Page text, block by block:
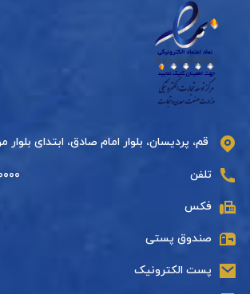
قم، پردیسان، بلوار امام صادق، ابتدای بلوار
تلفن
فکس
صندوق پستی
پست الکترونیک